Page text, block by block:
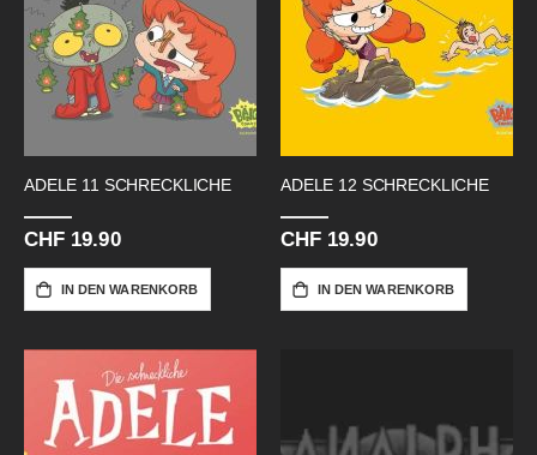
ADELE 11 SCHRECKLICHE
CHF 19.90
IN DEN WARENKORB
ADELE 12 SCHRECKLICHE
CHF 19.90
IN DEN WARENKORB